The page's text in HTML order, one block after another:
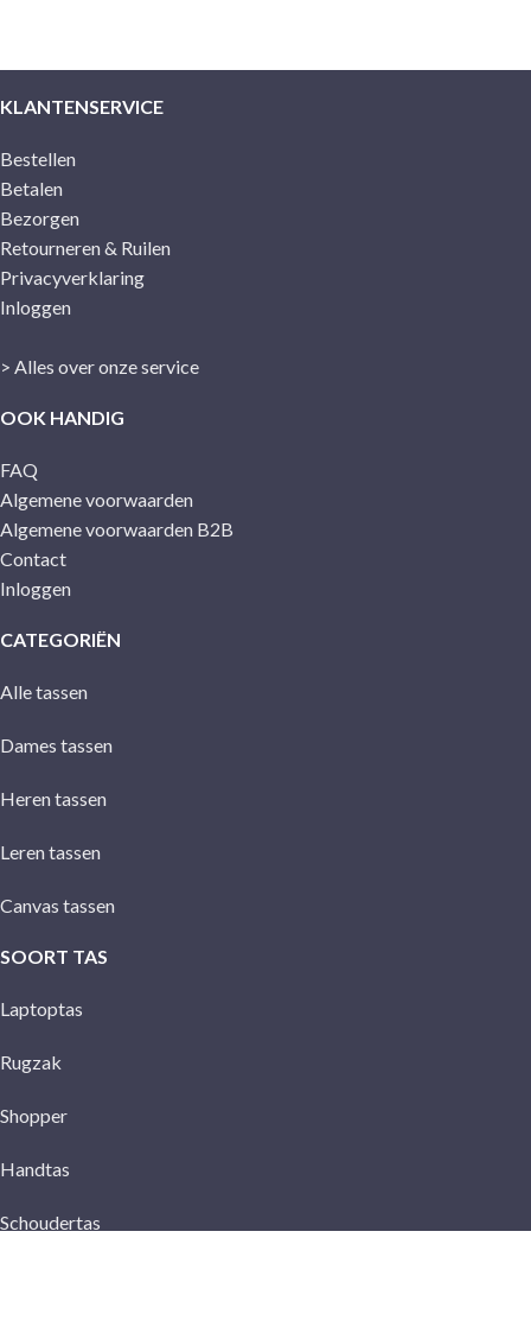
KLANTENSERVICE
Bestellen
Betalen
Bezorgen
Retourneren & Ruilen
Privacyverklaring
Inloggen
> Alles over onze service
OOK HANDIG
FAQ
Algemene voorwaarden
Algemene voorwaarden B2B
Contact
Inloggen
CATEGORIËN
Alle tassen
Dames tassen
Heren tassen
Leren tassen
Canvas tassen
SOORT TAS
Laptoptas
Rugzak
Shopper
Handtas
Schoudertas